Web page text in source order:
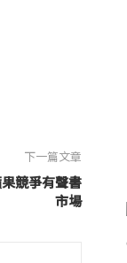
下一篇文章
競爭有聲書
市場